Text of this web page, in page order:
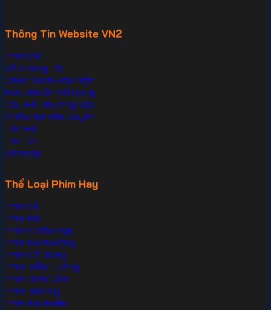
Thông Tin Website VN2
PhimVN2
Về Chúng Tôi
Chính Sách Bảo Mật
Điều Khoản Sử Dụng
Câu Hỏi Thường Gặp
Khiếu Nại Bản Quyền
Liên Hệ
Tin Tức
Sitemap
Thể Loại Phim Hay
Phim Lẻ
Phim Bộ
Phim Chiếu Rạp
Phim Hành Động
Phim Cổ Trang
Phim Viễn Tưởng
Phim Tình Cảm
Phim Tâm Lý
Phim Hài Hước